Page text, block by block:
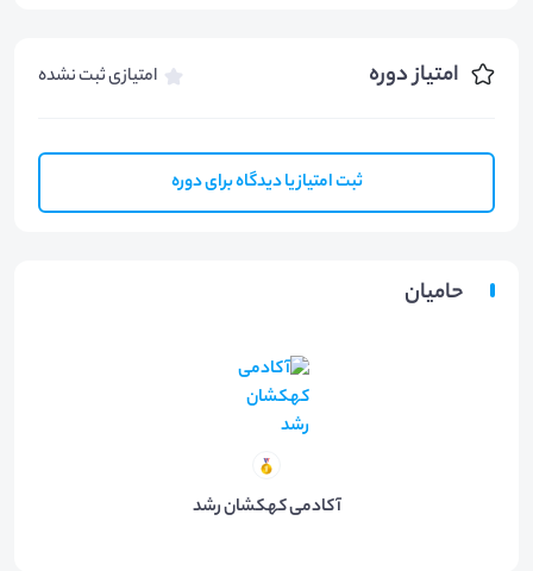
امتیاز دوره امتیازی ثبت نشده
ثبت امتیاز یا دیدگاه برای دوره
حامیان
آکادمی کهکشان رشد